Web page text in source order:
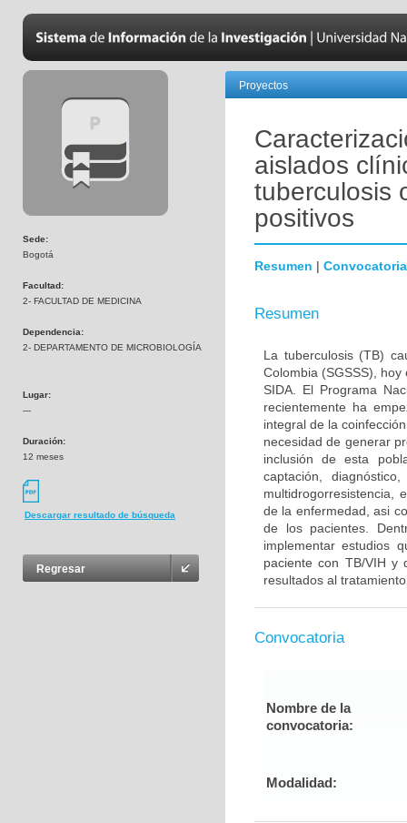
Sede:
Bogotá
Facultad:
2- FACULTAD DE MEDICINA
Dependencia:
2- DEPARTAMENTO DE MICROBIOLOGÍA
Lugar:
---
Duración:
12 meses
Descargar resultado de búsqueda
Regresar
Proyectos
aislados
tuberculosis
positivos
Resumen | Convocatoria
Resumen
La tuberculosis (TB)
Colombia (SGSSS),
SIDA. El Programa
recientemente ha
integral de la
necesidad de generar
inclusión de esta
captación,
multidrogorresistencia,
de la enfermedad, asi
de los pacientes.
implementar estudios
paciente con TB/VIH y
resultados al
Convocatoria
Nombre de la
convocatoria:
Modalidad: